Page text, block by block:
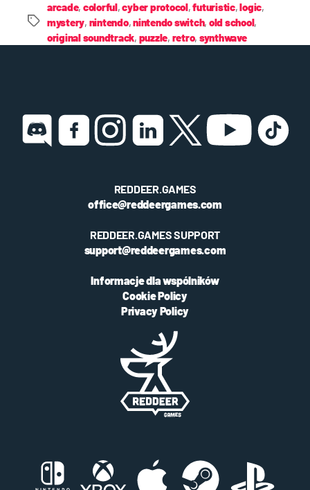
arcade, colorful,cyber protocol,futuristic,logic,
mystery, nintendo,nintendo switch, old school,
original soundtrack, puzzle, retro, synthwave
REDDEER.GAMES
office@reddeergames.com
REDDEER.GAMES SUPPORT
support@reddeergames.com
Informacje dla wspólników
Cookie Policy
Privacy Policy